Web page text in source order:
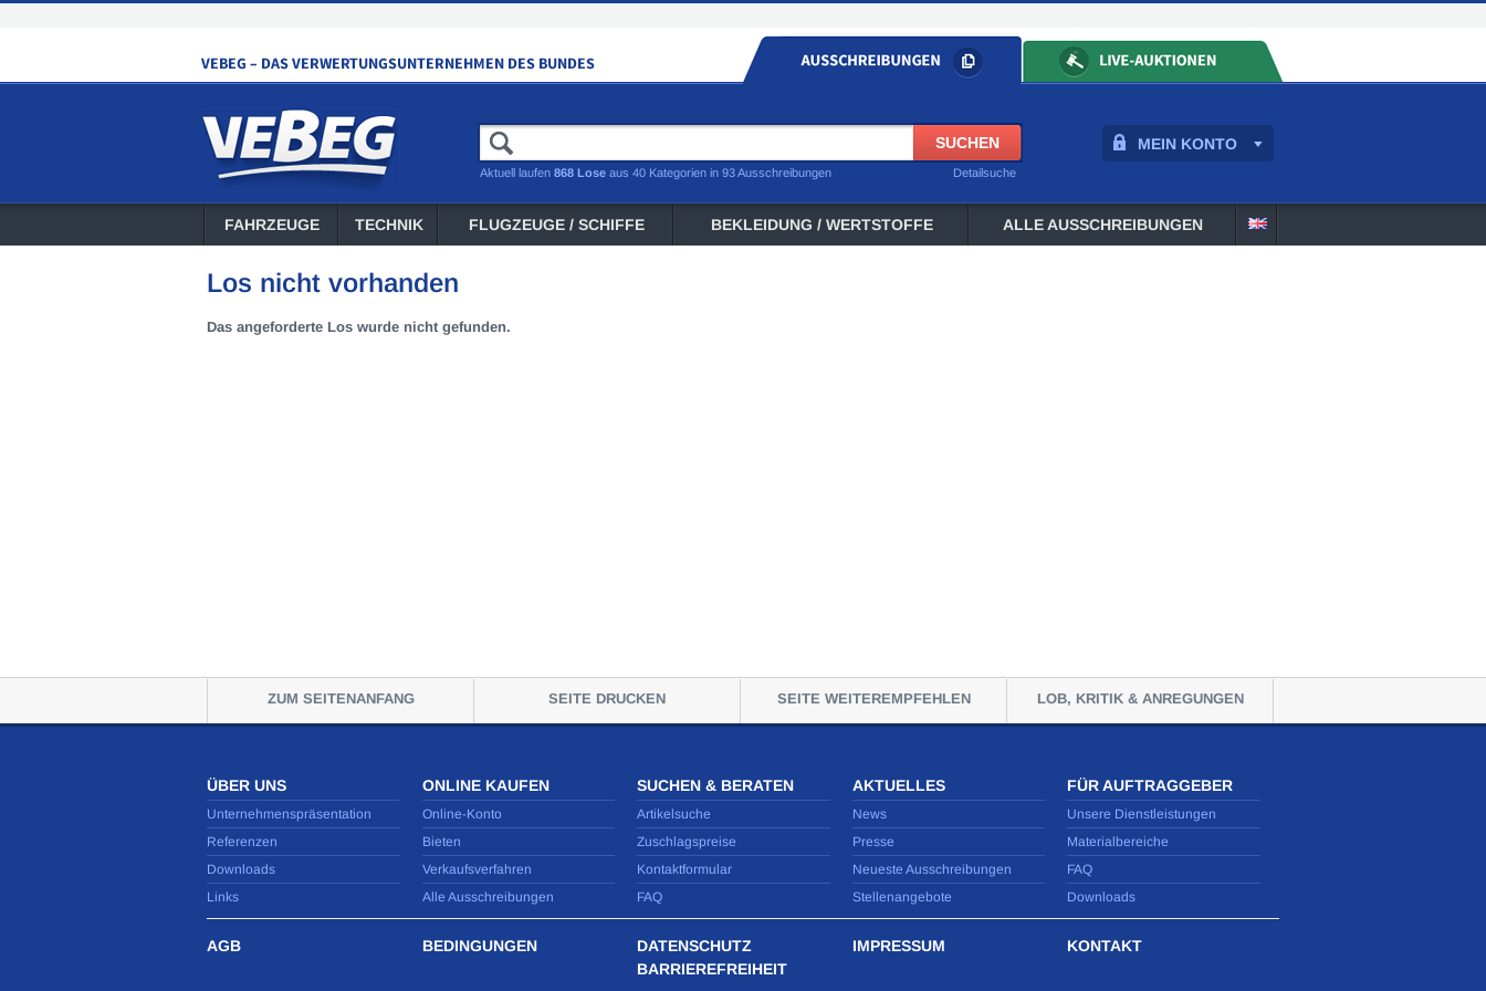
MEIN KONTO
Detailsuche
Aktuell laufen 868 Lose aus 40 Kategorien in 93 Ausschreibungen
FAHRZEUGE TECHNIK FLUGZEUGE / SCHIFFE BEKLEIDUNG / WERTSTOFFE ALLE AUSSCHREIBUNGEN
Los nicht vorhanden
Das angeforderte Los wurde nicht gefunden.
ZUM SEITENANFANG SEITE DRUCKEN SEITE WEITEREMPFEHLEN LOB, KRITIK & ANREGUNGEN
ÜBER UNS
Unternehmenspräsentation
Referenzen
Downloads
Links
ONLINE KAUFEN
Online-Konto
Bieten
Verkaufsverfahren
Alle Ausschreibungen
SUCHEN & BERATEN
Artikelsuche
Zuschlagspreise
Kontaktformular
FAQ
AKTUELLES
News
Presse
Neueste Ausschreibungen
Stellenangebote
FÜR AUFTRAGGEBER
Unsere Dienstleistungen
Materialbereiche
FAQ
Downloads
AGB BEDINGUNGEN
DATENSCHUTZ
BARRIEREFREIHEIT
IMPRESSUM KONTAKT